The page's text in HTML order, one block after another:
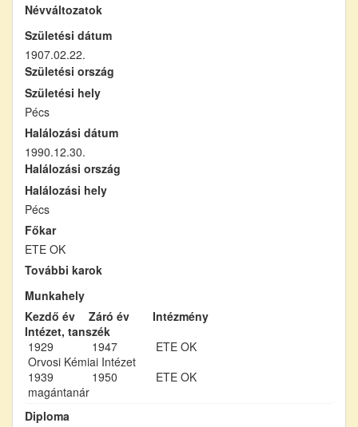
Névváltozatok
Születési dátum
1907.02.22.
Születési ország
Születési hely
Pécs
Halálozási dátum
1990.12.30.
Halálozási ország
Halálozási hely
Pécs
Főkar
ETE OK
További karok
Munkahely
Kezdő év
Záró év
Intézmény
Intézet, tanszék
1929
1947
ETE OK
Orvosi Kémiai Intézet
1939
1950
ETE OK
magántanár
Diploma